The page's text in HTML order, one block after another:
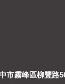
市霧峰區柳豐路